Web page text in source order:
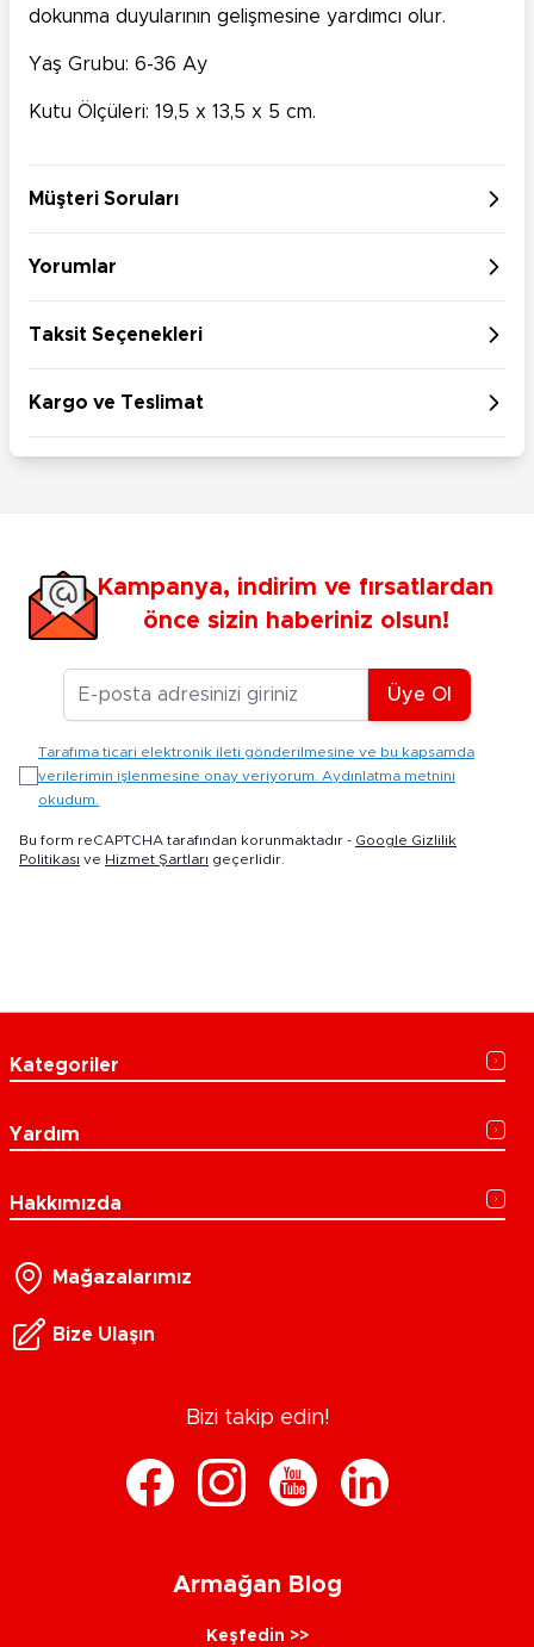
dokunma duyularının gelişmesine yardımcı olur.
Yaş Grubu: 6-36 Ay
Kutu Ölçüleri: 19,5 x 13,5 x 5 cm.
Müşteri Soruları
Yorumlar
Taksit Seçenekleri
Kargo ve Teslimat
Kampanya, indirim ve fırsatlardan
önce sizin haberiniz olsun!
E-posta Adresiniz
Üye Ol
Tarafıma ticari elektronik ileti gönderilmesine ve bu kapsamda
verilerimin işlenmesine onay veriyorum. Aydınlatma metnini
okudum.
Bu form reCAPTCHA tarafından korunmaktadır - Google Gizlilik
Politikası ve Hizmet Şartları geçerlidir.
Kategoriler
Yardım
Hakkımızda
Mağazalarımız
Bize Ulaşın
Bizi takip edin!
Armağan Blog
Keşfedin >>